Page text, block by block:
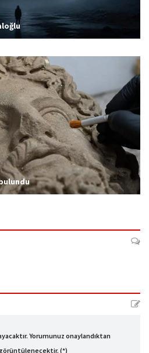
Yorumunuz onaylandıktan
görüntülenecektir. (*)